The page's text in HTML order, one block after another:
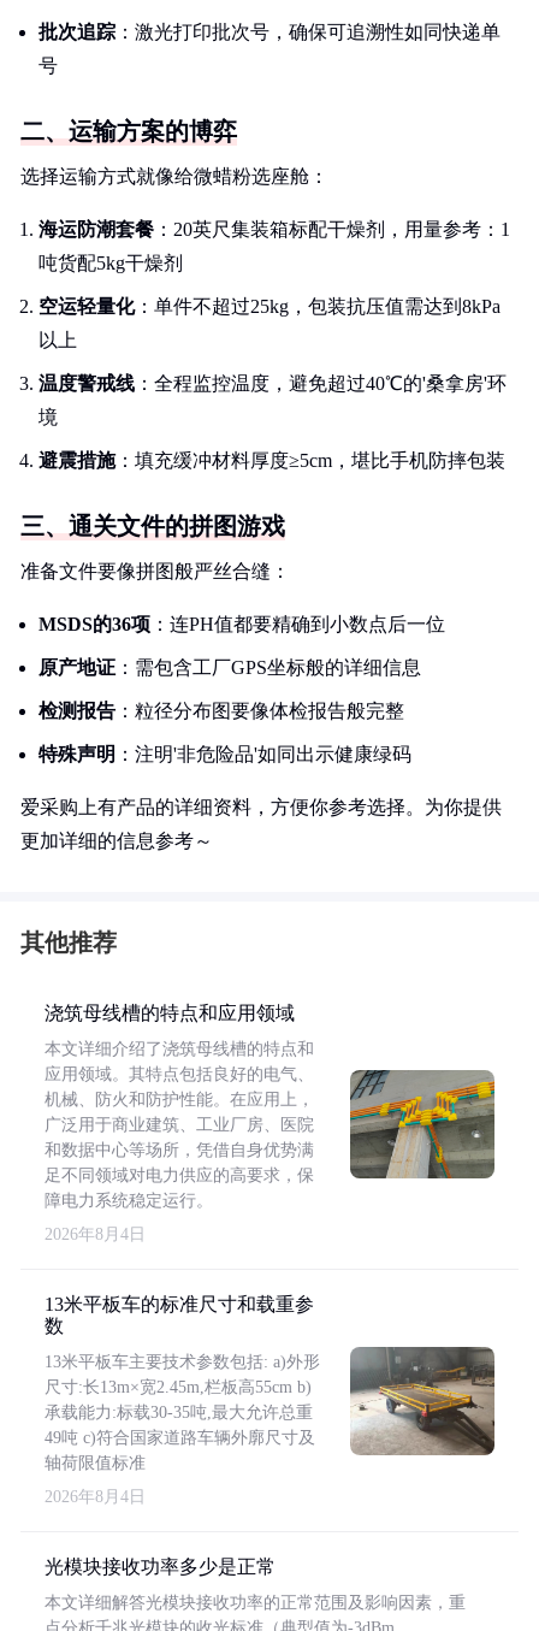
批次追踪 ：激光打印批次号，确保可追溯性如同快递单
号
二、运输方案的博弈
选择运输方式就像给微蜡粉选座舱：
海运防潮套餐 ：20英尺集装箱标配干燥剂，用量参考：1
吨货配5kg干燥剂
空运轻量化：单件不超过25kg，包装抗压值需达到8kPa
以上
温度警戒线 ：全程监控温度，避免超过40℃的'桑拿房'环
境
避震措施：填充缓冲材料厚度≥5cm，堪比手机防摔包装
三、通关文件的拼图游戏
准备文件要像拼图般严丝合缝：
MSDS的36项 ：连PH值都要精确到小数点后一位
原产地证 ：需包含工厂GPS坐标般的详细信息
检测报告 ：粒径分布图要像体检报告般完整
特殊声明 ：注明'非危险品'如同出示健康绿码
爱采购上有产品的详细资料，方便你参考选择。为你提供
更加详细的信息参考～
其他推荐
浇筑母线槽的特点和应用领域
本文详细介绍了浇筑母线槽的特点和
应用领域。其特点包括良好的电气、
机械、防火和防护性能。在应用上，
广泛用于商业建筑、工业厂房、医院
和数据中心等场所，凭借自身优势满
足不同领域对电力供应的高要求，保
障电力系统稳定运行。
2026年8月4日
13米平板车的标准尺寸和载重参
数
13米平板车主要技术参数包括: a)外形
尺寸:长13m×宽2.45m,栏板高55cm b)
承载能力:标载30-35吨,最大允许总重
49吨 c)符合国家道路车辆外廓尺寸及
轴荷限值标准
2026年8月4日
光模块接收功率多少是正常
本文详细解答光模块接收功率的正常范围及影响因素，重